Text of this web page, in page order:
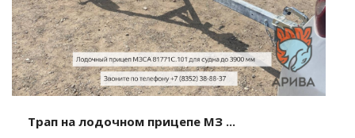
Трап на лодочном прицепе МЗ ...